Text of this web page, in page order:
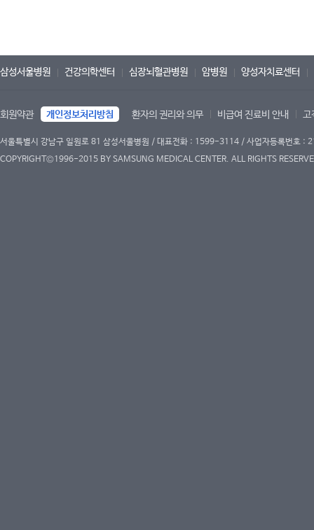
삼성서울병원 건강의학센터 심장뇌혈관병원 암병원 양성자치료센터
회원약관 개인정보처리방침 환자의 권리와 의무 비급여 진료비 안내 고
서울특별시 강남구 일원로 81 삼성서울병원 / 대표전화 : 1599-3114 / 사업자등록번호
COPYRIGHT©1996-2015 BY SAMSUNG MEDICAL CENTER. ALL RIGHTS